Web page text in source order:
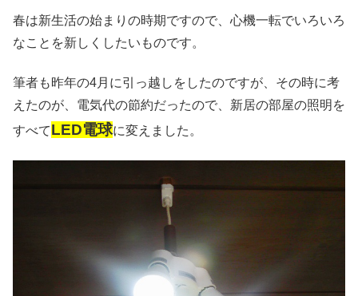
春は新生活の始まりの時期ですので、心機一転でいろいろ
なことを新しくしたいものです。
筆者も昨年の4月に引っ越しをしたのですが、その時に考
えたのが、電気代の節約だったので、新居の部屋の照明を
すべてLED電球に変えました。